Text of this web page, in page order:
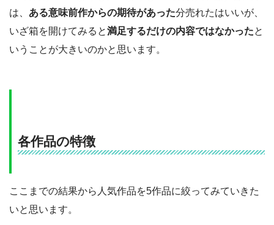
は、 ある意味前作からの期待があった分売れたはいいが、
いざ箱を開けてみると満足するだけの内容ではなかったと
いうことが大きいのかと思います。
各作品の特徴
ここまでの結果から人気作品を5作品に絞ってみていきた
いと思います。